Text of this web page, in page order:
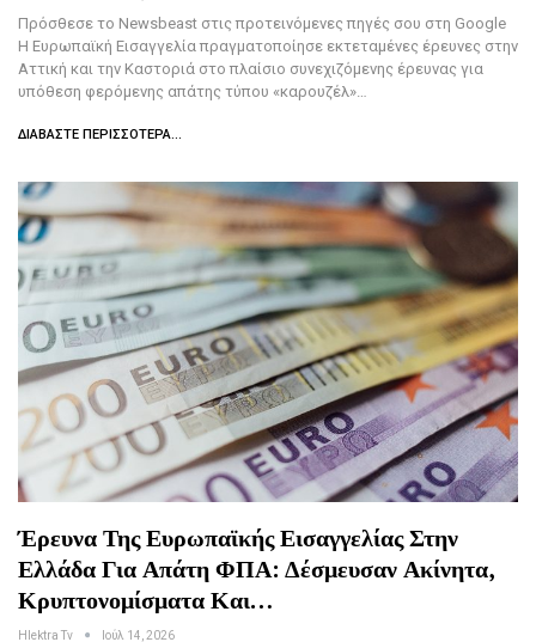
Πρόσθεσε το Newsbeast στις προτεινόμενες πηγές σου στη Google
Η Ευρωπαϊκή Εισαγγελία πραγματοποίησε εκτεταμένες έρευνες στην
Αττική και την Καστοριά στο πλαίσιο συνεχιζόμενης έρευνας για
υπόθεση φερόμενης απάτης τύπου «καρουζέλ»…
ΔΙΑΒΆΣΤΕ ΠΕΡΙΣΣΌΤΕΡΑ...
Έρευνα Της Ευρωπαϊκής Εισαγγελίας Στην
Ελλάδα Για Απάτη ΦΠΑ: Δέσμευσαν Ακίνητα,
Κρυπτονομίσματα Και…
Hlektra Tv Ιούλ 14, 2026